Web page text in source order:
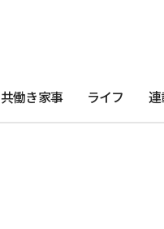
共働き家事 ライフ